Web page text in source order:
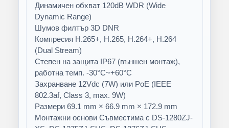
Динамичен обхват 120dB WDR (Wide
Dynamic Range)
Шумов филтър 3D DNR
Компресия H.265+, H.265, H.264+, H.264
(Dual Stream)
Степен на защита IP67 (външен монтаж),
работна темп. -30°C~+60°C
Захранване 12Vdc (7W) или PoE (IEEE
802.3af, Class 3, max. 9W)
Размери 69.1 mm × 66.9 mm × 172.9 mm
Монтажни основи Съвместима с DS-1280ZJ-